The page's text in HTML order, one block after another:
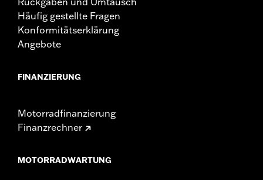
Häufig gestellte Fragen
Konformitätserklärung
Angebote
FINANZIERUNG
Motorradfinanzierung
Finanzrechner
MOTORRADWARTUNG